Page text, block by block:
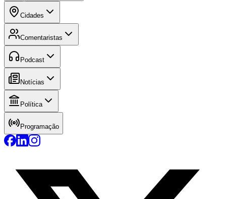
Cidades
Comentaristas
Podcast
Notícias
Política
Programação